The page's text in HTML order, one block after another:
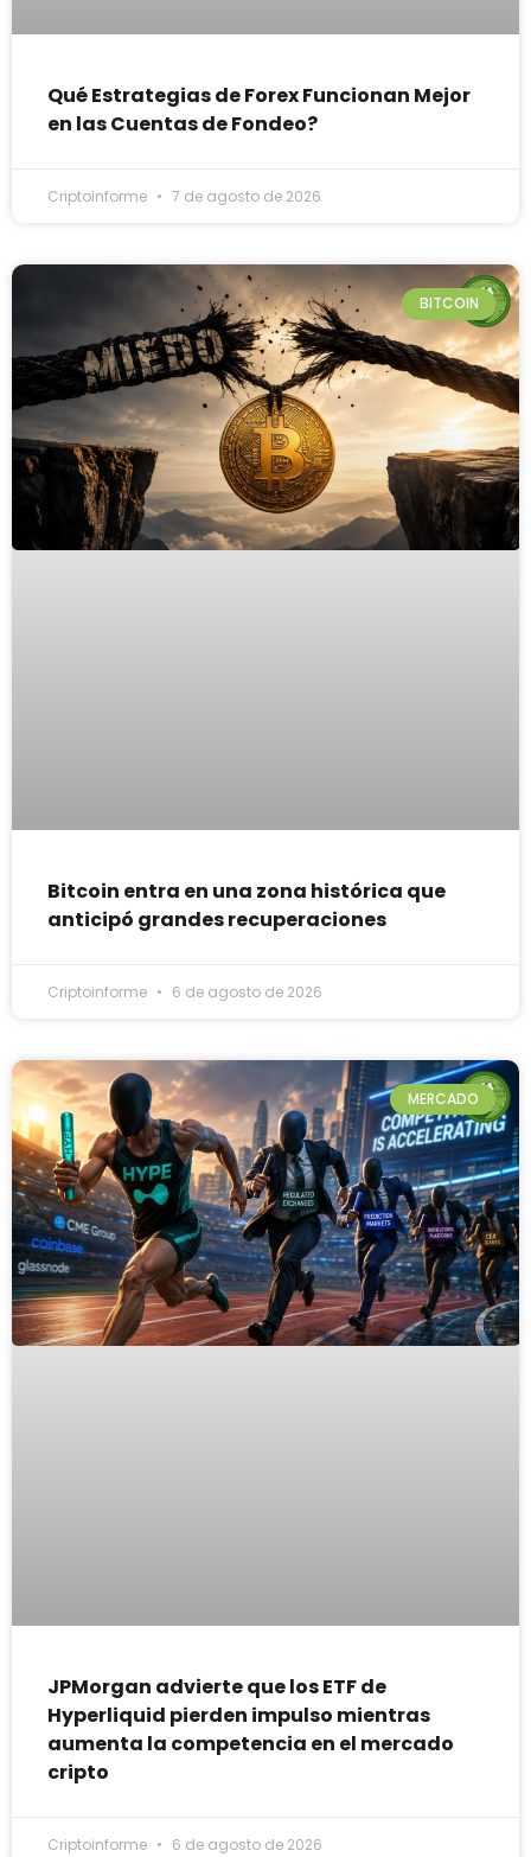
Qué Estrategias de Forex Funcionan Mejor
en las Cuentas de Fondeo?
Criptoinforme 7 de agosto de 2026
BITCOIN
Bitcoin entra en una zona histórica que
anticipó grandes recuperaciones
Criptoinforme 6 de agosto de 2026
MERCADO
JPMorgan advierte que los ETF de
Hyperliquid pierden impulso mientras
aumenta la competencia en el mercado
cripto
Criptoinforme 6 de agosto de 2026